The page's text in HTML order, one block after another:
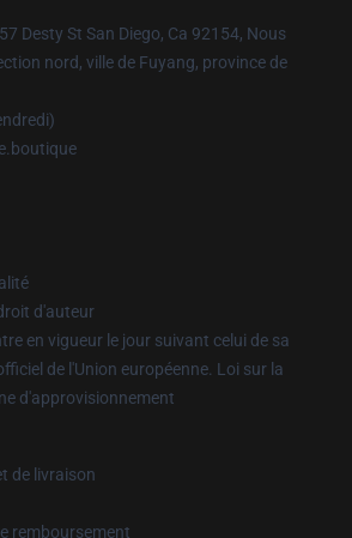
Desty St San Diego, Ca 92154, Nous
nord, ville de Fuyang, province de
d'auteur
en vigueur le jour suivant celui de sa
de l'Union européenne. Loi sur la
d'approvisionnement
de livraison
remboursement